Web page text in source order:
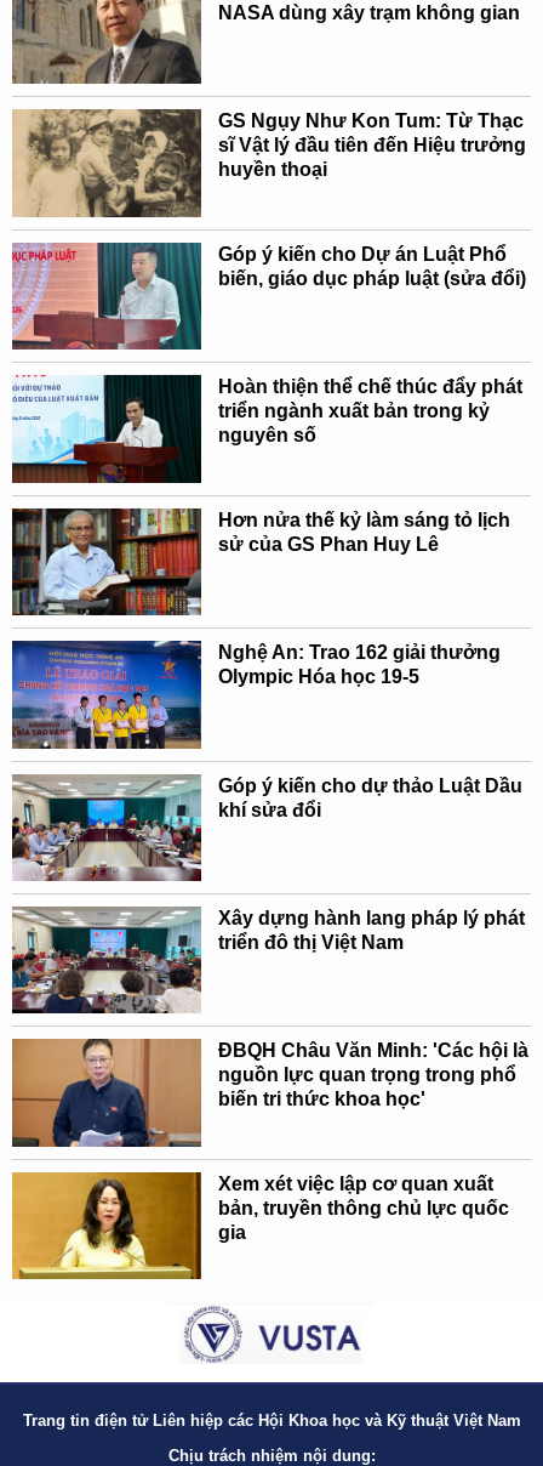
NASA dùng xây trạm không gian
GS Ngụy Như Kon Tum: Từ Thạc
sĩ Vật lý đầu tiên đến Hiệu trưởng
huyền thoại
Góp ý kiến cho Dự án Luật Phổ
biến, giáo dục pháp luật (sửa đổi)
Hoàn thiện thể chế thúc đẩy phát
triển ngành xuất bản trong kỷ
nguyên số
Hơn nửa thế kỷ làm sáng tỏ lịch
sử của GS Phan Huy Lê
Nghệ An: Trao 162 giải thưởng
Olympic Hóa học 19-5
Góp ý kiến cho dự thảo Luật Dầu
khí sửa đổi
Xây dựng hành lang pháp lý phát
triển đô thị Việt Nam
ĐBQH Châu Văn Minh: 'Các hội là
nguồn lực quan trọng trong phổ
biến tri thức khoa học'
Xem xét việc lập cơ quan xuất
bản, truyền thông chủ lực quốc
gia
Trang tin điện tử Liên hiệp các Hội Khoa học và Kỹ thuật Việt Nam
Chịu trách nhiệm nội dung: